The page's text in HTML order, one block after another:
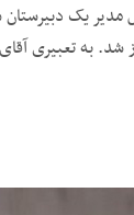
مدیر یک
شد. به